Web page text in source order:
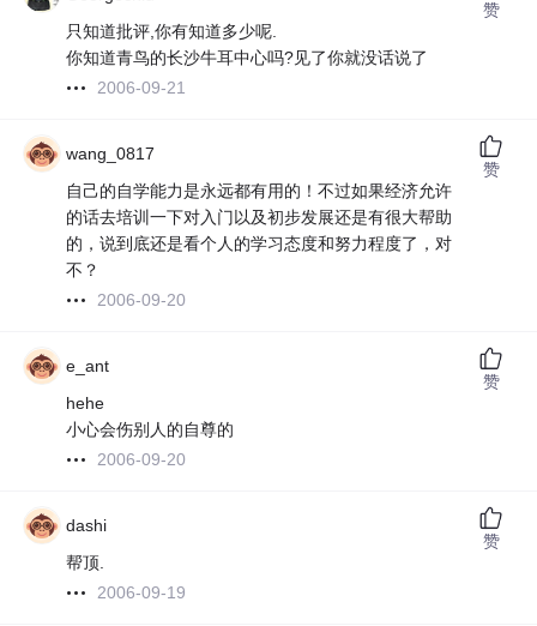
只知道批评,你有知道多少呢.
你知道青鸟的长沙牛耳中心吗?见了你就没话说了
2006-09-21
赞
wang_0817
自己的自学能力是永远都有用的！不过如果经济允许
的话去培训一下对入门以及初步发展还是有很大帮助
的，说到底还是看个人的学习态度和努力程度了，对
不？
2006-09-20
赞
e_ant
hehe
小心会伤别人的自尊的
2006-09-20
赞
dashi
帮顶.
2006-09-19
赞